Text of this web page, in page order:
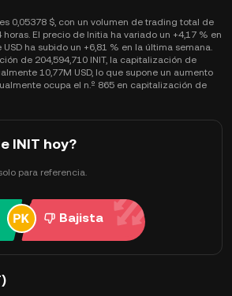
0,05378 $, con un volumen de trading total de
El precio de Initia ha variado un +4,17 % en
ha subido un +6,81 % en la última semana.
de 204,594,710 INIT, la capitalización de
10,77M USD, lo que supone un aumento
ocupa el n.º 865 en capitalización de
INIT hoy?
para referencia.
Bajista